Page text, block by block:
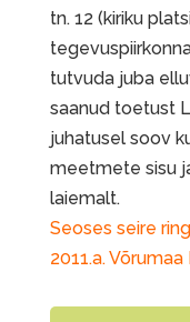
tn. 12 (kiriku
tutvuda juba
saanud toetust
juhatusel soov
meetmete sisu
laiemalt.
Seoses seire
2011.a.